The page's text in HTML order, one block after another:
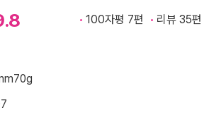
100자평 7편 리뷰 35편
70g